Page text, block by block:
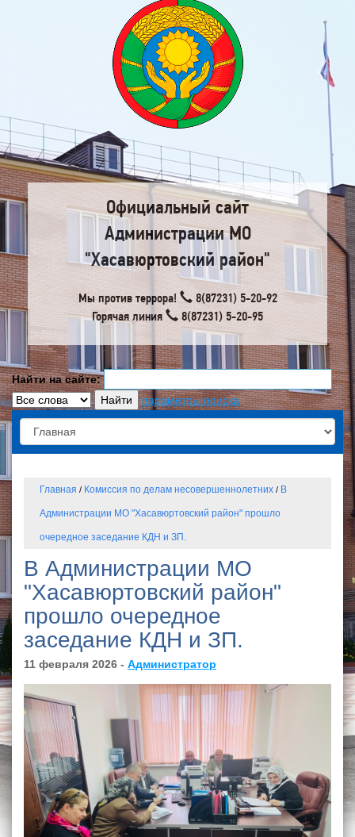
Официальный сайт
Администрации МО
"Хасавюртовский район"
Мы против террора!
8(87231) 5-20-92
Горячая линия
8(87231) 5-20-95
Найти на сайте:
параметры поиска
Главная / Комиссия по делам несовершеннолетних / В
Администрации МО "Хасавюртовский район" прошло
очередное заседание КДН и ЗП.
В Администрации МО
"Хасавюртовский район"
прошло очередное
заседание КДН и ЗП.
11 февраля 2026 - Администратор